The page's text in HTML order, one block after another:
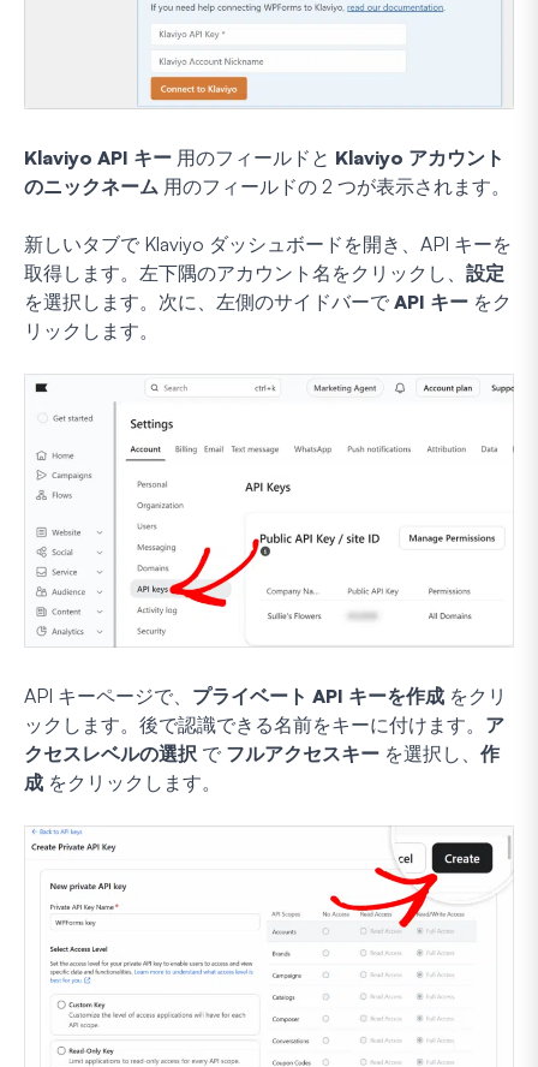
Klaviyo API キー 用のフィールドと Klaviyo アカウント
のニックネーム 用のフィールドの 2 つが表示されます。
新しいタブで Klaviyo ダッシュボードを開き、API キーを
取得します。左下隅のアカウント名をクリックし、 設定
を選択します。次に、左側のサイドバーで API キー をク
リックします。
API キーページで、 プライベート API キーを作成 をクリ
ックします。後で認識できる名前をキーに付けます。 ア
クセスレベルの選択 で フルアクセスキー を選択し、 作
成 をクリックします。